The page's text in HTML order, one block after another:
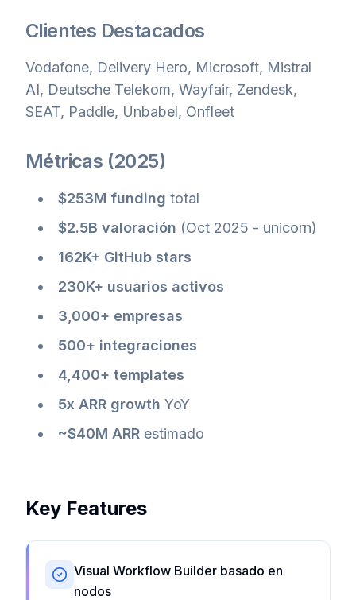
Clientes Destacados
Vodafone, Delivery Hero, Microsoft, Mistral
AI, Deutsche Telekom, Wayfair, Zendesk,
SEAT, Paddle, Unbabel, Onfleet
Métricas (2025)
$253M funding total
$2.5B valoración (Oct 2025 - unicorn)
162K+ GitHub stars
230K+ usuarios activos
3,000+ empresas
500+ integraciones
4,400+ templates
5x ARR growth YoY
~$40M ARR estimado
Key Features
Visual Workflow Builder basado en
nodos